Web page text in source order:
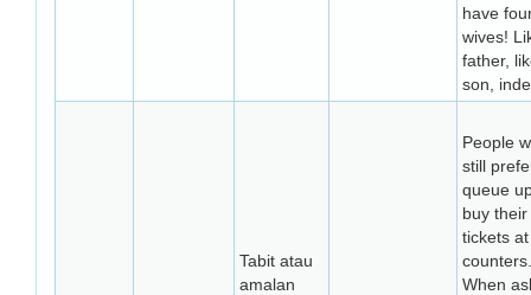
have
wives!
father,
son,
Tabit atau
amalan
People
still
queue
buy their
tickets
counters.
When